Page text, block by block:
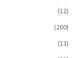
(12)
(260)
(13)